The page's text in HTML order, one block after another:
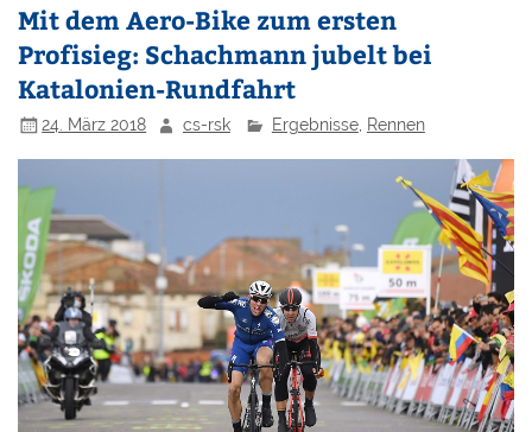
Mit dem Aero-Bike zum ersten
Profisieg: Schachmann jubelt bei
Katalonien-Rundfahrt
24. März 2018 cs-rsk Ergebnisse, Rennen